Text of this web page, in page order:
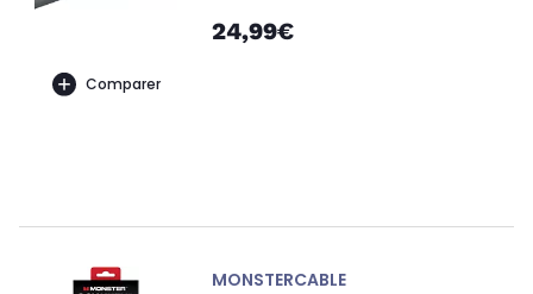
Comparer
24,99€
MONSTERCABLE